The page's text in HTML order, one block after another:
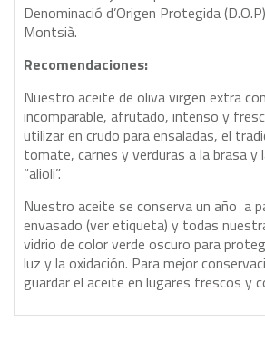
Denominació d’Origen Protegida
Montsià.
Recomendaciones:
Nuestro aceite de oliva virgen extra
incomparable, afrutado, intenso y
utilizar en crudo para ensaladas, el
tomate, carnes y verduras a la brasa y
“alioli”.
Nuestro aceite se conserva un año a
envasado (ver etiqueta) y todas
vidrio de color verde oscuro para
luz y la oxidación. Para mejor
guardar el aceite en lugares frescos y